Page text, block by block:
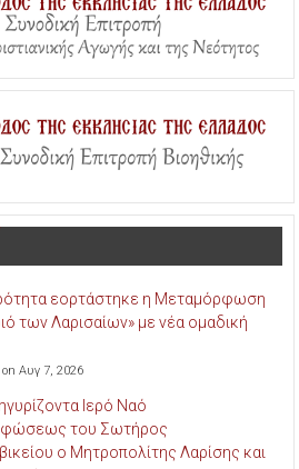
εορτάστηκε η Μεταμόρφωση
των Λαρισαίων» με νέα ομαδική
Αυγ 7, 2026
Ιερό Ναό
του Σωτήρος
ο Μητροπολίτης Λαρίσης και